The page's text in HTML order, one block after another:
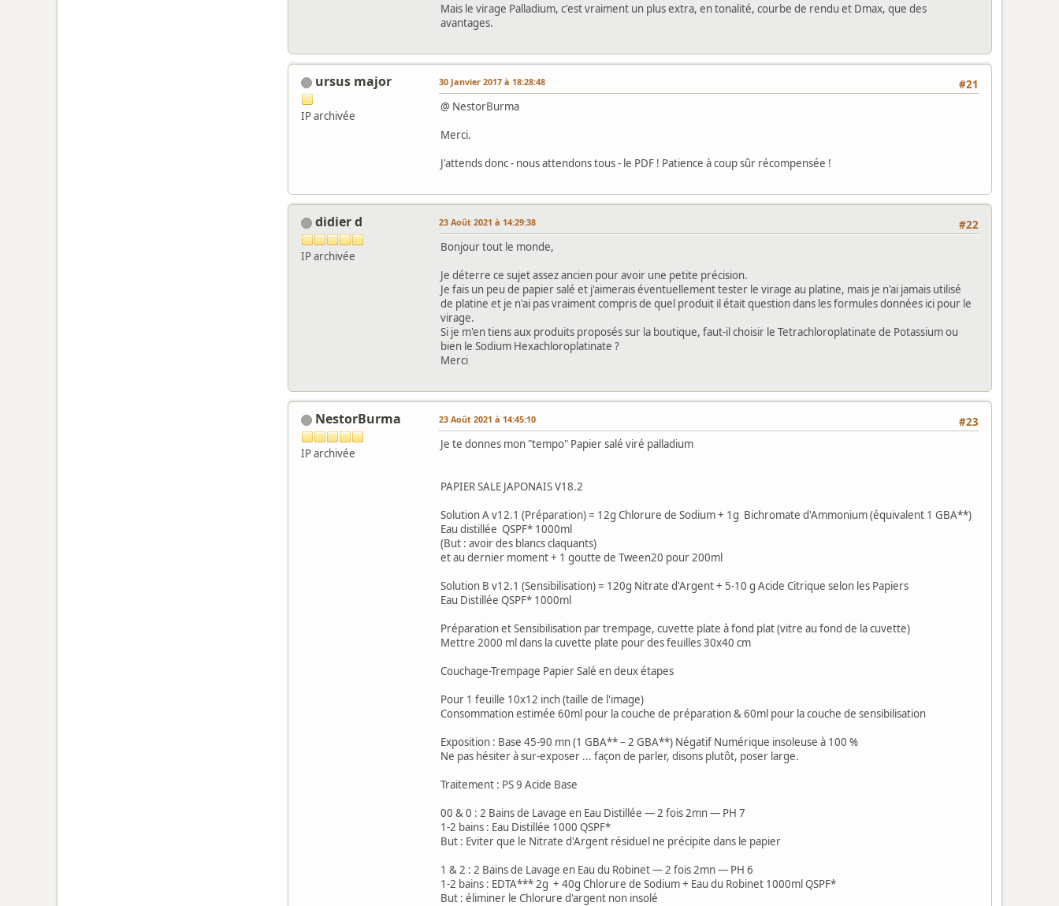
Mais le virage Palladium, c'est vraiment un plus extra, en tonalité, courbe de rendu et Dmax, que des
avantages.
ursus major
IP archivée
#21
30 Janvier 2017 à 18:28:48
@ NestorBurma
Merci.
J'attends donc - nous attendons tous - le PDF ! Patience à coup sûr récompensée !
didier d
IP archivée
#22
23 Août 2021 à 14:29:38
Bonjour tout le monde,
Je déterre ce sujet assez ancien pour avoir une petite précision.
Je fais un peu de papier salé et j'aimerais éventuellement tester le virage au platine, mais je n'ai jamais utilisé
de platine et je n'ai pas vraiment compris de quel produit il était question dans les formules données ici pour le
virage.
Si je m'en tiens aux produits proposés sur la boutique, faut-il choisir le Tetrachloroplatinate de Potassium ou
bien le Sodium Hexachloroplatinate ?
Merci
NestorBurma
IP archivée
#23
23 Août 2021 à 14:45:10
Je te donnes mon "tempo" Papier salé viré palladium
PAPIER SALE JAPONAIS V18.2
Solution A v12.1 (Préparation) = 12g Chlorure de Sodium + 1g Bichromate d'Ammonium (équivalent 1 GBA**)
Eau distillée QSPF* 1000ml
(But : avoir des blancs claquants)
et au dernier moment + 1 goutte de Tween20 pour 200ml
Solution B v12.1 (Sensibilisation) = 120g Nitrate d'Argent + 5-10 g Acide Citrique selon les Papiers
Eau Distillée QSPF* 1000ml
Préparation et Sensibilisation par trempage, cuvette plate à fond plat (vitre au fond de la cuvette)
Mettre 2000 ml dans la cuvette plate pour des feuilles 30x40 cm
Couchage-Trempage Papier Salé en deux étapes
Pour 1 feuille 10x12 inch (taille de l'image)
Consommation estimée 60ml pour la couche de préparation & 60ml pour la couche de sensibilisation
Exposition : Base 45-90 mn (1 GBA** – 2 GBA**) Négatif Numérique insoleuse à 100 %
Ne pas hésiter à sur-exposer ... façon de parler, disons plutôt, poser large.
Traitement : PS 9 Acide Base
00 & 0 : 2 Bains de Lavage en Eau Distillée — 2 fois 2mn — PH 7
1-2 bains : Eau Distillée 1000 QSPF*
But : Eviter que le Nitrate d'Argent résiduel ne précipite dans le papier
1 & 2 : 2 Bains de Lavage en Eau du Robinet — 2 fois 2mn — PH 6
1-2 bains : EDTA*** 2g + 40g Chlorure de Sodium + Eau du Robinet 1000ml QSPF*
But : éliminer le Chlorure d'argent non insolé